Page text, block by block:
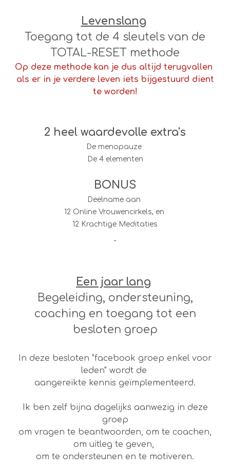
Levenslang
Toegang tot de 4 sleutels van de
TOTAL-RESET methode
Op deze methode kan je dus altijd terugvallen
als er in je verdere leven iets bijgestuurd dient
te worden!
2 heel waardevolle extra's
De menopauze
De 4 elementen
BONUS
Deelname aan
12 Online Vrouwencirkels, en
12 Krachtige Meditaties
.
Een jaar lang
Begeleiding, ondersteuning,
coaching en toegang tot een
besloten groep
In deze besloten "facebook groep enkel voor
leden" wordt de
aangereikte kennis geïmplementeerd.
Ik ben zelf bijna dagelijks aanwezig in deze
groep
om vragen te beantwoorden, om te coachen,
om uitleg te geven,
om te ondersteunen en te motiveren.